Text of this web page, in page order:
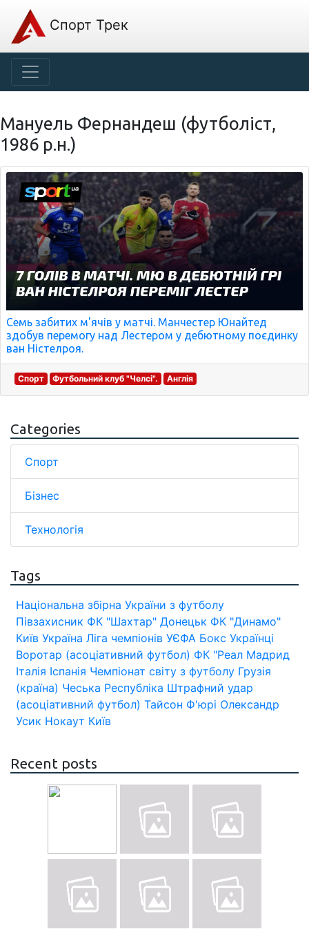
Спорт Трек
Мануель Фернандеш (футболіст,
1986 р.н.)
Семь забитих м'ячів у матчі. Манчестер Юнайтед
здобув перемогу над Лестером у дебютному поєдинку
ван Ністелроя.
Спорт Футбольний клуб "Челсі". Англія
Categories
Спорт
Бізнес
Технологія
Tags
Національна збірна України з футболу
Півзахисник ФК "Шахтар" Донецьк ФК "Динамо"
Київ Україна Ліга чемпіонів УЄФА Бокс Українці
Воротар (асоціативний футбол) ФК "Реал Мадрид
Італія Іспанія Чемпіонат світу з футболу Грузія
(країна) Чеська Республіка Штрафний удар
(асоціативний футбол) Тайсон Ф'юрі Олександр
Усик Нокаут Київ
Recent posts